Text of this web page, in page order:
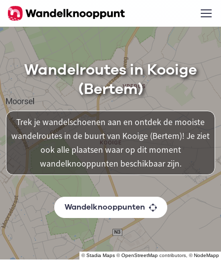
©Stadia Maps ©OpenStreetMap contributors, ©NodeMapp
Wandelroutes in Kooige
(Bertem)
Trek je wandelschoenen aan en ontdek de mooiste
wandelroutes in de buurt van Kooige (Bertem)! Je ziet
ook alle plaatsen waar op dit moment
wandelknooppunten beschikbaar zijn.
Wandelknooppunten